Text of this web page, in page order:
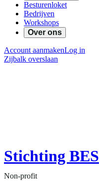
Besturenloket
Bedrijven
Workshops
Over ons
Account aanmakenLog in
Zijbalk overslaan
Stichting BES
Non-profit